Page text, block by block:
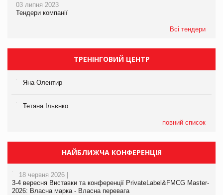
03 липня 2023
Тендери компанії
Всі тендери
ТРЕНІНГОВИЙ ЦЕНТР
Яна Олентир
Тетяна Ільєнко
повний список
НАЙБЛИЖЧА КОНФЕРЕНЦІЯ
18 червня 2026 |
3-4 вересня Виставки та конференції PrivateLabel&FMCG Master-
2026: Власна марка - Власна перевага